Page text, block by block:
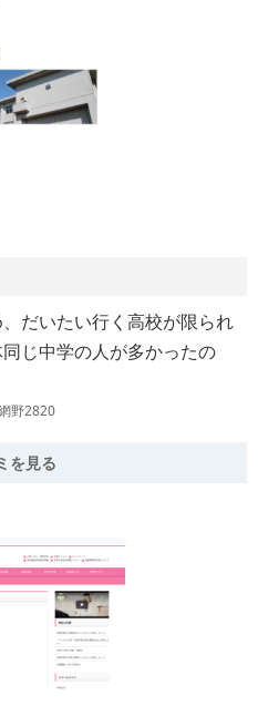
だいたい行く高校が限られ
じ中学の人が多かったの
野2820
を見る